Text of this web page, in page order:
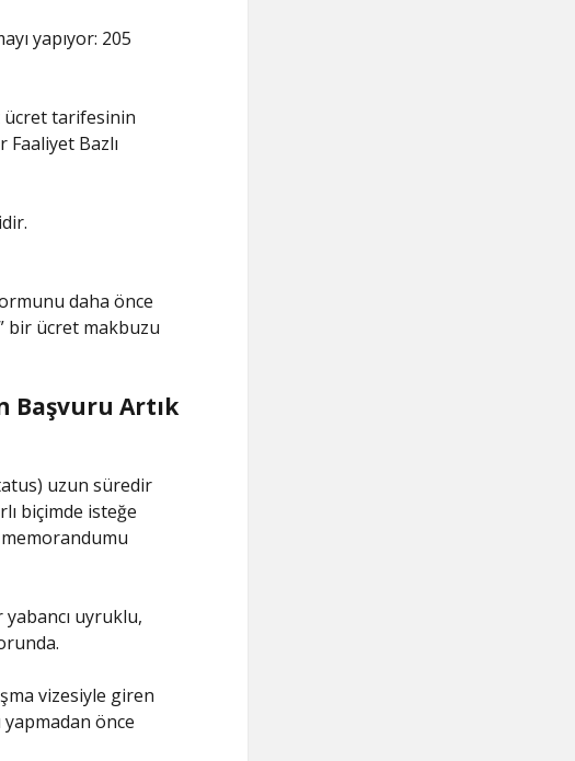
yapıyor: 205
ücret tarifesinin
Faaliyet Bazlı
daha önce
bir ücret makbuzu
Başvuru Artık
uzun süredir
biçimde isteğe
uyruklu,
vizesiyle giren
önce